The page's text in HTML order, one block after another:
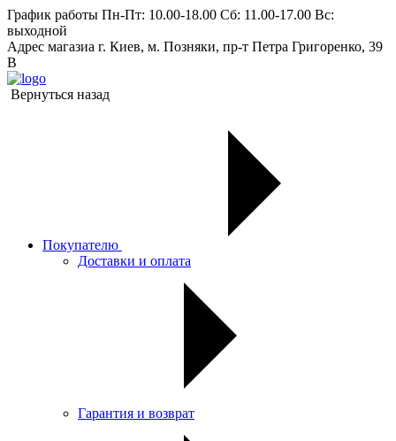
График работы Пн-Пт: 10.00-18.00 Сб: 11.00-17.00 Вс:
выходной
Адрес магазиа г. Киев, м. Позняки, пр-т Петра Григоренко, 39
В
Вернуться назад
Покупателю
Доставки и оплата
Гарантия и возврат